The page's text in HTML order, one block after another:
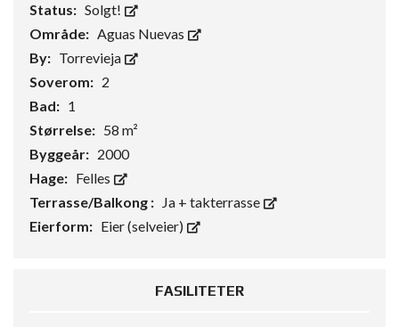
Status: Solgt!
Område: Aguas Nuevas
By: Torrevieja
Soverom: 2
Bad: 1
Størrelse: 58 m²
Byggeår: 2000
Hage: Felles
Terrasse/Balkong : Ja + takterrasse
Eierform: Eier (selveier)
FASILITETER